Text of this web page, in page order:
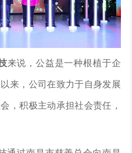
来说，公益是一种根植于企
来，公司在致力于自身发展
，积极主动承担社会责任，